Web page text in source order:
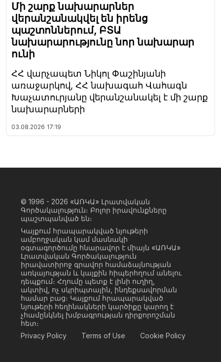
Մի շարք նախարարներ
վերանշանակվել են իրենց
պաշտոններում, ԲՏԱ
նախարարությունը նոր նախարար
ունի
ՀՀ վարչապետ Նիկոլ Փաշինյանի
առաջարկով, ՀՀ նախագահ Վահագն
Խաչատուրյանը վերանշանակել է մի շարք
նախարարների
03.08.2026 17:19
© 1996 - 2026 «ԱՌԿԱ» Լրատվական
Գործակալություն։ Բոլոր իրավունքները
պաշտպանված են։
Կայքում հրապարակված նյութերի
ամբողջական կամ մասնակի
օգտագործումը հնարավոր է միայն «ԱՌԿԱ»
Լրատվական Գործակալություն
իրավատիրոջ գրավոր համաձայնության
առկայության և կայքին հիպերհղում անելու
դեպքում։ Հղումը պետք է լինի ուղիղ,
ակտիվ, ոչ սկրիպտային, ինդեքսավորման
համար բաց։ Կայքում հրապարակված
նյութերի հեղինակների կարծիքը կարող է
չհամընկնել խմբագրության դիրքորոշման
հետ։
Privacy Policy
Terms of Use Cookie Policy